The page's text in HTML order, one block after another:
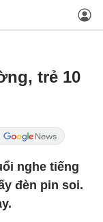
trẻ 10
nghe tiếng
đèn pin soi.